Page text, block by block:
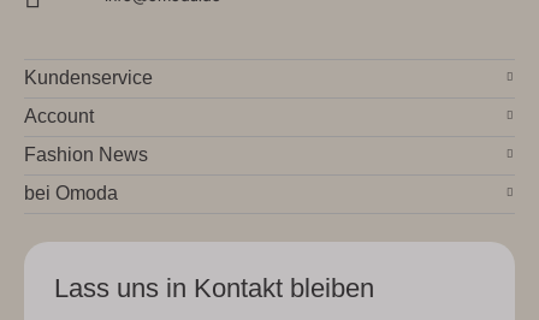
Kundenservice
Account
Fashion News
bei Omoda
Lass uns in Kontakt bleiben